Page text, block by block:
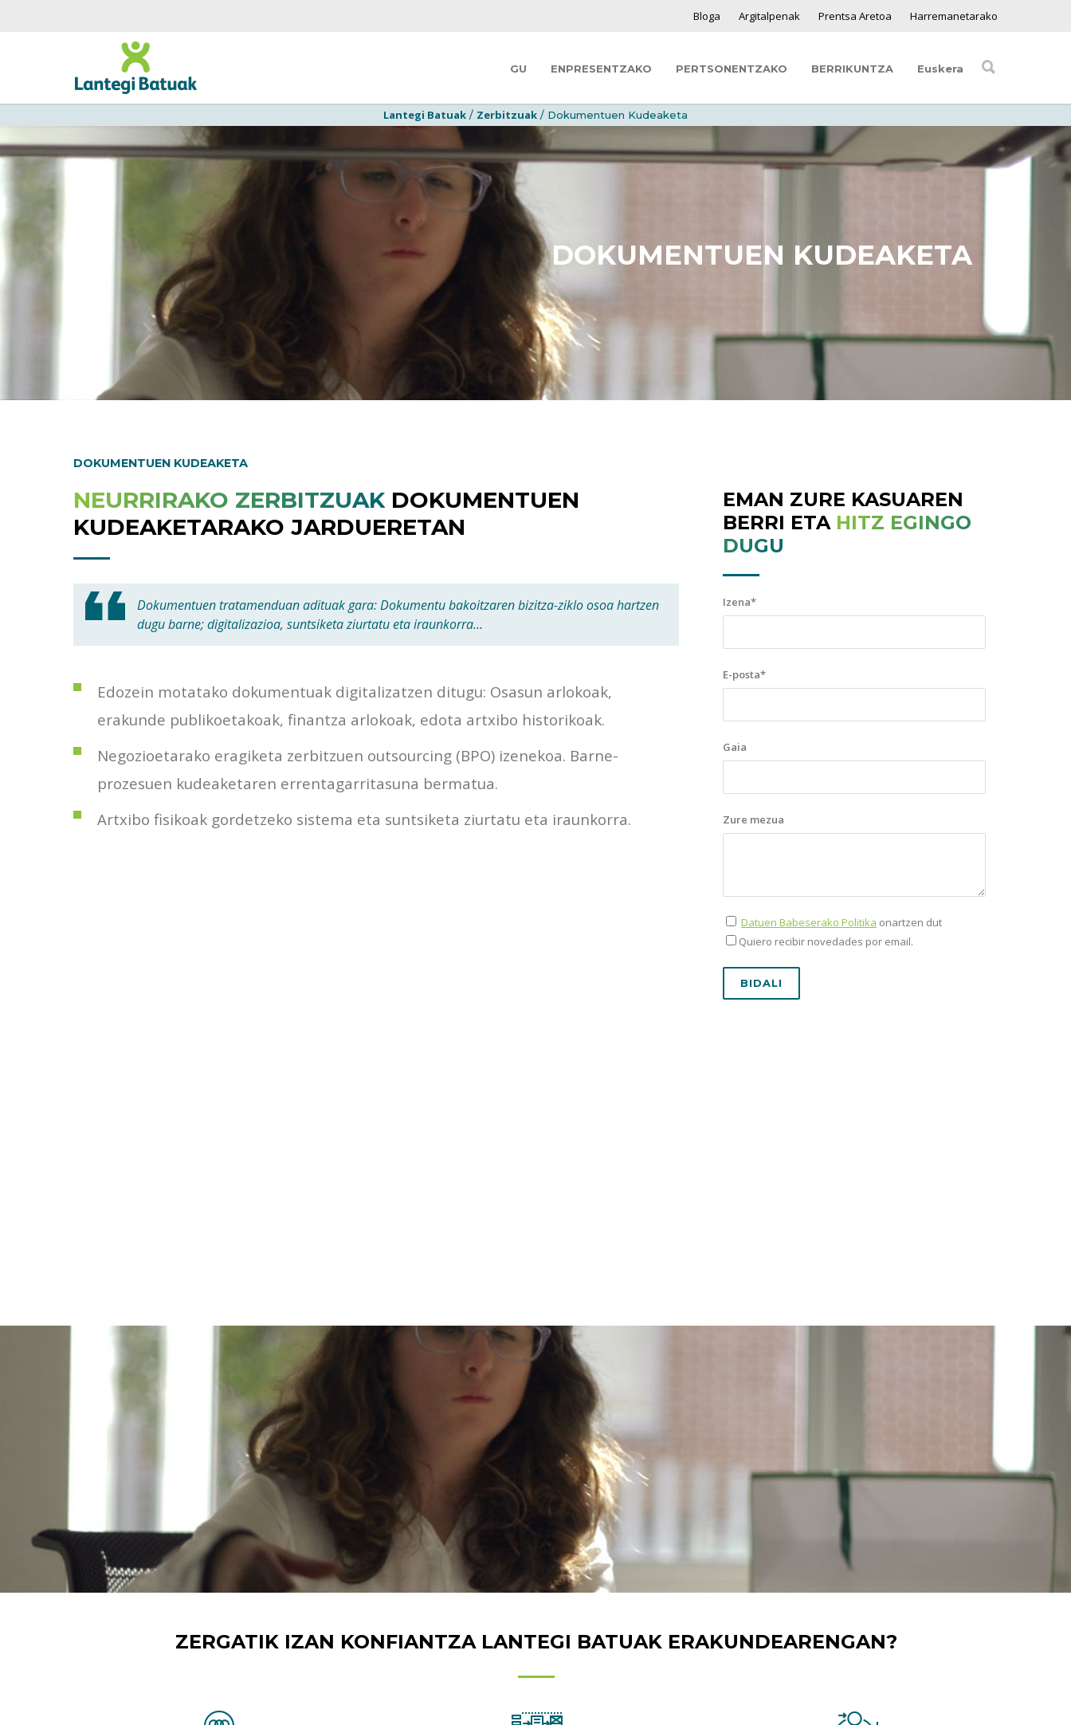
Bloga Argitalpenak Prentsa Aretoa Harremanetarako
GU ENPRESENTZAKO PERTSONENTZAKO BERRIKUNTZA Euskera
Lantegi Batuak / Zerbitzuak / Dokumentuen Kudeaketa
DOKUMENTUEN KUDEAKETA
DOKUMENTUEN KUDEAKETA
NEURRIRAKO ZERBITZUAK DOKUMENTUEN
KUDEAKETARAKO JARDUERETAN
Dokumentuen tratamenduan adituak gara: Dokumentu bakoitzaren bizitza-ziklo osoa hartzen
dugu barne; digitalizazioa, suntsiketa ziurtatu eta iraunkorra…
Edozein motatako dokumentuak digitalizatzen ditugu: Osasun arlokoak,
erakunde publikoetakoak, finantza arlokoak, edota artxibo historikoak.
Negozioetarako eragiketa zerbitzuen outsourcing (BPO) izenekoa. Barne-
prozesuen kudeaketaren errentagarritasuna bermatua.
Artxibo fisikoak gordetzeko sistema eta suntsiketa ziurtatu eta iraunkorra.
EMAN ZURE KASUAREN
BERRI ETA HITZ EGINGO
DUGU
Izena*
E-posta*
Gaia
Zure mezua
Datuen Babeserako Politika onartzen dut
Quiero recibir novedades por email.
KONFIDENTZIALTASUNA
Segurtasun eta konfidentzialtasun arauak
betetzen ditugu, zerbitzu bikaina eman
ahal izateko.
ZERGATIK IZAN KONFIANTZA LANTEGI BATUAK ERAKUNDEARENGAN?